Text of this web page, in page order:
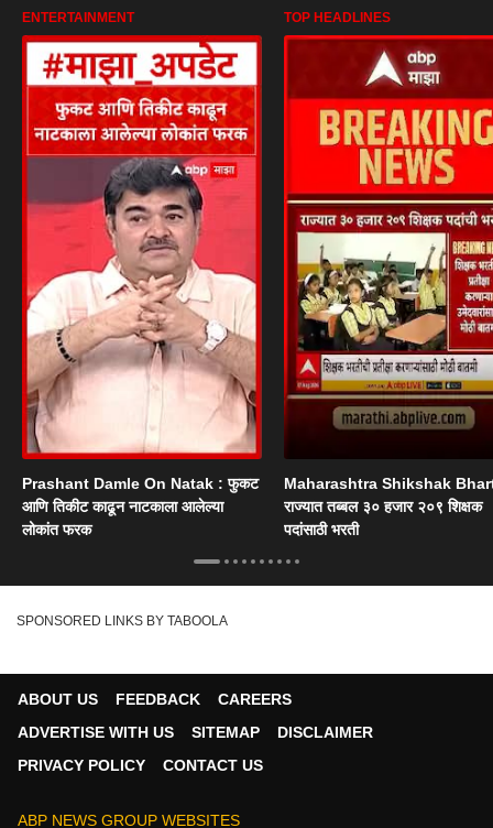
ENTERTAINMENT
Prashant Damle On Natak : फुकट
आणि तिकीट काढून नाटकाला आलेल्या
लोकांत फरक
TOP HEADLINES
Maharashtra Shikshak
राज्यात तब्बल ३० हजार २०९ शिक्षक
पदांसाठी भरती
SPONSORED LINKS BY TABOOLA
ABOUT US FEEDBACK
CAREERS
ADVERTISE WITH US
SITEMAP
DISCLAIMER
PRIVACY POLICY
CONTACT US
ABP NEWS GROUP WEBSITES